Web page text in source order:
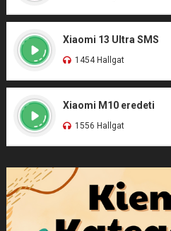
Xiaomi 13 Ultra SMS
1454 Hallgat
Xiaomi M10 eredeti
1556 Hallgat